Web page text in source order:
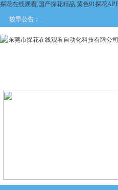
探花在线观看,国产探花精品,黄色91探花
较早公告：